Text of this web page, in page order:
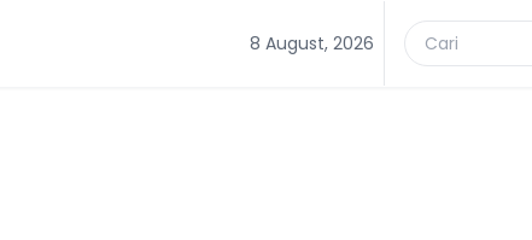
8 August, 2026